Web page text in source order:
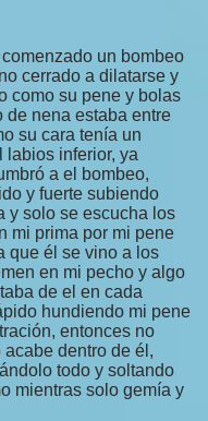
un bombeo
cerrado a dilatarse y
como su pene y bolas
de nena estaba entre
su cara tenía un
labios inferior, ya
a el bombeo,
y fuerte subiendo
y solo se escucha los
mi prima por mi pene
que él se vino a los
en mi pecho y algo
de el en cada
hundiendo mi pene
entonces no
dentro de él,
todo y soltando
mientras solo gemía y